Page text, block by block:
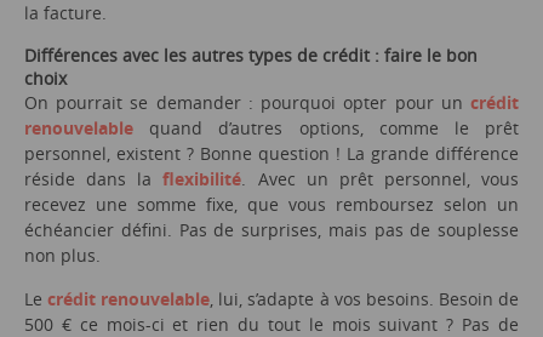
la facture.
Différences avec les autres types de crédit : faire le bon
choix
On pourrait se demander : pourquoi opter pour un crédit
renouvelable quand d’autres options, comme le prêt
personnel, existent ? Bonne question ! La grande différence
réside dans laflexibilité. Avec un prêt personnel, vous
recevez une somme fixe, que vous remboursez selon un
échéancier défini. Pas de surprises, mais pas de souplesse
non plus.
Lecrédit renouvelable, lui, s’adapte à vos besoins. Besoin de
500 € ce mois-ci et rien du tout le mois suivant ? Pas de